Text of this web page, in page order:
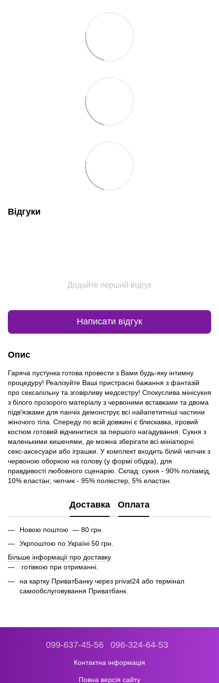
Відгуки
Додайте перший відгук
Написати відгук
Опис
Гаряча пустунка готова провести з Вами будь-яку інтимну
процедуру! Реалізуйте Ваші пристрасні бажання з фантазій
про сексапільну та зговірливу медсестру! Спокуслива мінісукня
з білого прозорого матеріалу з червоними вставками та двома
підв'язками для панчіх демонструє всі найапетитніші частини
жіночого тіла. Спереду по всій довжині є блискавка, ігровий
костюм готовий відчинитися за першого нагадування. Сукня з
маленькими кишенями, де можна зберігати всі мініатюрні
секс-аксесуари або іграшки. У комплект входить білий чепчик з
червоною оборкою на голову (у формі обідка), для
правдивості любовного сценарію. Склад: сукня - 90% поліамід,
10% еластан; чепчик - 95% поліестер, 5% еластан.
Доставка Оплата
Новою поштою — 80 грн.
Укрпоштою по Україні 50 грн.
Більше інформації про доставку
готівкою при отриманні.
на картку ПриватБанку через privat24 або термінал
самообслуговування Приватбанк.
099-637-45-56 096-324-64-53
Контактна інформація
Повна версія сайту